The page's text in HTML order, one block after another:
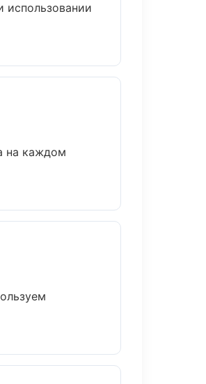
использовании
на каждом